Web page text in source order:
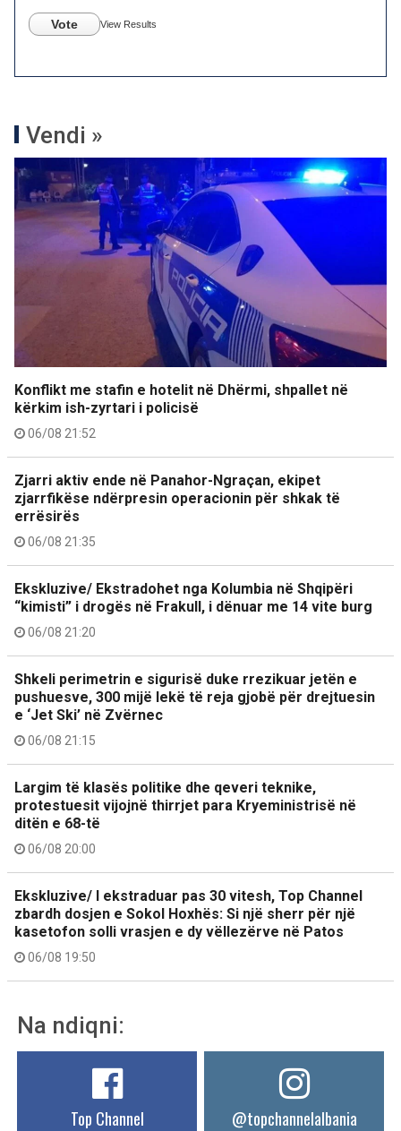
Vote View Results
Vendi »
Konflikt me stafin e hotelit në Dhërmi, shpallet në
kërkim ish-zyrtari i policisë
06/08 21:52
Zjarri aktiv ende në Panahor-Ngraçan, ekipet
zjarrfikëse ndërpresin operacionin për shkak të
errësirës
06/08 21:35
Ekskluzive/ Ekstradohet nga Kolumbia në Shqipëri
“kimisti” i drogës në Frakull, i dënuar me 14 vite burg
06/08 21:20
Shkeli perimetrin e sigurisë duke rrezikuar jetën e
pushuesve, 300 mijë lekë të reja gjobë për drejtuesin
e ‘Jet Ski’ në Zvërnec
06/08 21:15
Largim të klasës politike dhe qeveri teknike,
protestuesit vijojnë thirrjet para Kryeministrisë në
ditën e 68-të
06/08 20:00
Ekskluzive/ I ekstraduar pas 30 vitesh, Top Channel
zbardh dosjen e Sokol Hoxhës: Si një sherr për një
kasetofon solli vrasjen e dy vëllezërve në Patos
06/08 19:50
Na ndiqni:
Top Channel @topchannelalbania